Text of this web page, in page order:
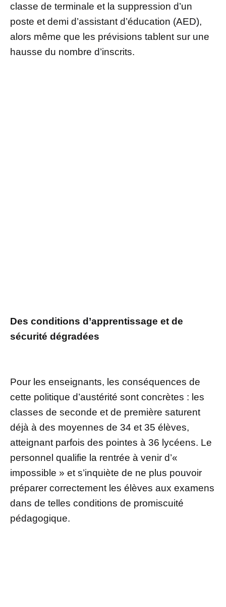
classe de terminale et la suppression d’un
poste et demi d’assistant d’éducation (AED),
alors même que les prévisions tablent sur une
hausse du nombre d’inscrits.
Des conditions d’apprentissage et de
sécurité dégradées
Pour les enseignants, les conséquences de
cette politique d’austérité sont concrètes : les
classes de seconde et de première saturent
déjà à des moyennes de 34 et 35 élèves,
atteignant parfois des pointes à 36 lycéens. Le
personnel qualifie la rentrée à venir d’«
impossible » et s’inquiète de ne plus pouvoir
préparer correctement les élèves aux examens
dans de telles conditions de promiscuité
pédagogique.